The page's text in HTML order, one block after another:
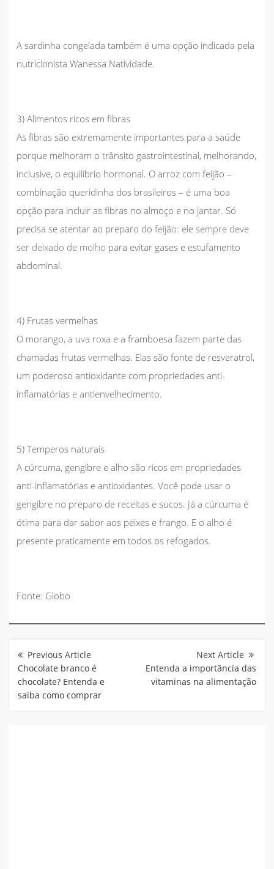
A sardinha congelada também é uma opção indicada pela
nutricionista Wanessa Natividade.
3) Alimentos ricos em fibras
As fibras são extremamente importantes para a saúde
porque melhoram o trânsito gastrointestinal, melhorando,
inclusive, o equilíbrio hormonal. O arroz com feijão –
combinação queridinha dos brasileiros – é uma boa
opção para incluir as fibras no almoço e no jantar. Só
precisa se atentar ao preparo do feijão: ele sempre deve
ser deixado de molho para evitar gases e estufamento
abdominal.
4) Frutas vermelhas
O morango, a uva roxa e a framboesa fazem parte das
chamadas frutas vermelhas. Elas são fonte de resveratrol,
um poderoso antioxidante com propriedades anti-
inflamatórias e antienvelhecimento.
5) Temperos naturais
A cúrcuma, gengibre e alho são ricos em propriedades
anti-inflamatórias e antioxidantes. Você pode usar o
gengibre no preparo de receitas e sucos. Já a cúrcuma é
ótima para dar sabor aos peixes e frango. E o alho é
presente praticamente em todos os refogados.
Fonte: Globo
de
Post
Chocolate branco é
chocolate? Entenda e
saiba como comprar
Entenda a importância das
vitaminas na alimentação